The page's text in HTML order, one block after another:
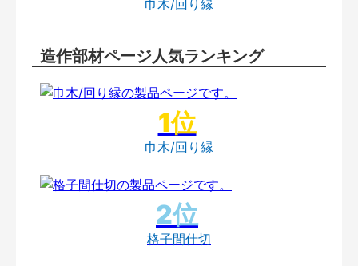
巾木/回り縁
造作部材ページ人気ランキング
巾木/回り縁
格子間仕切